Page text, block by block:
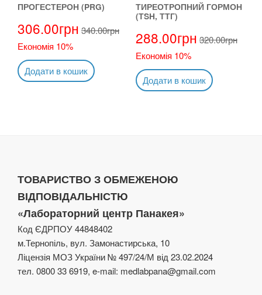
ПРОГЕСТЕРОН (PRG)
306.00грн 340.00грн
Економія 10%
Додати в кошик
ТИРЕОТРОПНИЙ ГОРМОН
(ТSH, ТТГ)
288.00грн 320.00грн
Економія 10%
Додати в кошик
ТОВАРИСТВО З ОБМЕЖЕНОЮ
ВІДПОВІДАЛЬНІСТЮ
«Лабораторний центр Панакея»
Код ЄДРПОУ 44848402
м.Тернопіль, вул. Замонастирська, 10
Ліцензія МОЗ України № 497/24/М від 23.02.2024
тел. 0800 33 6919, e-mail: medlabpana@gmail.com